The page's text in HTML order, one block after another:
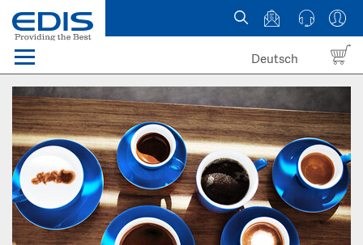
Menü
Domain names
Hosting
News
about EDIS
Deutsch